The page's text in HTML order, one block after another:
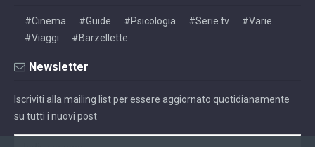
#Cinema #Guide #Psicologia #Serie tv
#Varie
#Viaggi
#Barzellette
Newsletter
Iscriviti alla mailing list per essere aggiornato quotidianamente
su tutti i nuovi post